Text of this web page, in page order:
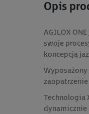
Opis
AGILOX
swoje
koncepcją
Technologia